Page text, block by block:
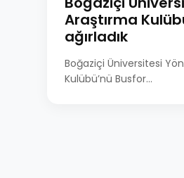
Araştırma
ağırladık
Boğaziçi Üniversitesi
Kulübü’nü Busfor...